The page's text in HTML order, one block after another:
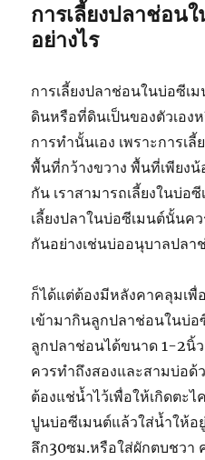
การเลี้ยงปลาช่อน
อย่างไร
การเลี้ยงปลาช่อนในบ่อซีเ
ดินหรือที่ดินเป็นของตัวเอ
การทำนั้นเอง เพราะการเ
พื้นที่กว้างขวาง พื้นที่เพียง
กัน เราสามารถเลี้ยงในบ่อ
เลี้ยงปลาในบ่อซีเมนต์นั้นค
กันอย่างเช่นบ่ออนุบาลปล
ก็ได้แต่ต้องมีหลังคาคลุมเพื่
เข้ามากินลูกปลาช่อนในบ่
ลูกปลาช่อนได้ขนาด1-2นิ้
ควรทำถึงสองและสามบ่อ
ต้องแช่น้ำไว้เพื่อให้เกิดตะ
ปูนบ่อซีเมนต์แล้วใส่น้ำให้
ลึก30ซม.หรือใส่ผักตบชวา